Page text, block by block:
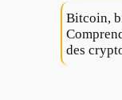
Bitcoin,
des